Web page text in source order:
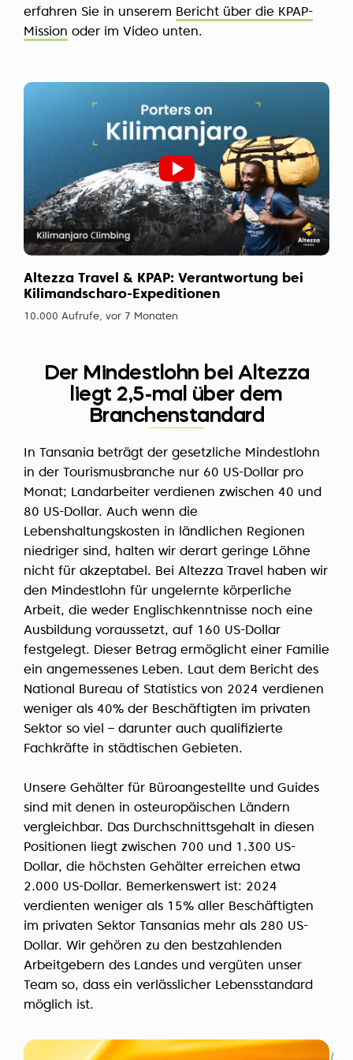
erfahren Sie in unserem Bericht über die KPAP-
Mission oder im Video unten.
Altezza Travel & KPAP: Verantwortung bei
Kilimandscharo-Expeditionen
10.000 Aufrufe, vor 7 Monaten
Der Mindestlohn bei Altezza
liegt 2,5-mal über dem
Branchenstandard
In Tansania beträgt der gesetzliche Mindestlohn
in der Tourismusbranche nur 60 US-Dollar pro
Monat; Landarbeiter verdienen zwischen 40 und
80 US-Dollar. Auch wenn die
Lebenshaltungskosten in ländlichen Regionen
niedriger sind, halten wir derart geringe Löhne
nicht für akzeptabel. Bei Altezza Travel haben wir
den Mindestlohn für ungelernte körperliche
Arbeit, die weder Englischkenntnisse noch eine
Ausbildung voraussetzt, auf 160 US-Dollar
festgelegt. Dieser Betrag ermöglicht einer Familie
ein angemessenes Leben. Laut dem Bericht des
National Bureau of Statistics von 2024 verdienen
weniger als 40% der Beschäftigten im privaten
Sektor so viel – darunter auch qualifizierte
Fachkräfte in städtischen Gebieten.
Unsere Gehälter für Büroangestellte und Guides
sind mit denen in osteuropäischen Ländern
vergleichbar. Das Durchschnittsgehalt in diesen
Positionen liegt zwischen 700 und 1.300 US-
Dollar, die höchsten Gehälter erreichen etwa
2.000 US-Dollar. Bemerkenswert ist: 2024
verdienten weniger als 15% aller Beschäftigten
im privaten Sektor Tansanias mehr als 280 US-
Dollar. Wir gehören zu den bestzahlenden
Arbeitgebern des Landes und vergüten unser
Team so, dass ein verlässlicher Lebensstandard
möglich ist.